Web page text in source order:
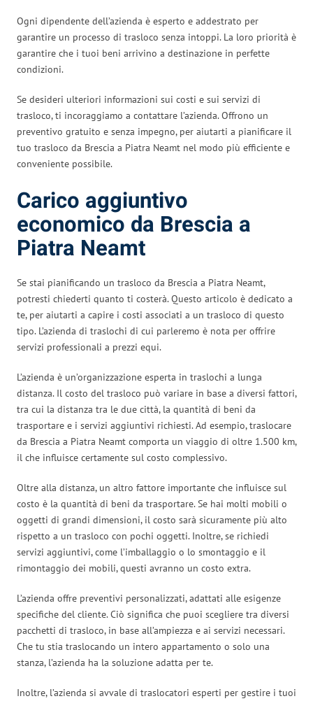
Ogni dipendente dell’azienda è esperto e addestrato per
garantire un processo di trasloco senza intoppi. La loro priorità è
garantire che i tuoi beni arrivino a destinazione in perfette
condizioni.
Se desideri ulteriori informazioni sui costi e sui servizi di
trasloco, ti incoraggiamo a contattare l’azienda. Offrono un
preventivo gratuito e senza impegno, per aiutarti a pianificare il
tuo trasloco da Brescia a Piatra Neamt nel modo più efficiente e
conveniente possibile.
Carico aggiuntivo
economico da Brescia a
Piatra Neamt
Se stai pianificando un trasloco da Brescia a Piatra Neamt,
potresti chiederti quanto ti costerà. Questo articolo è dedicato a
te, per aiutarti a capire i costi associati a un trasloco di questo
tipo. L’azienda di traslochi di cui parleremo è nota per offrire
servizi professionali a prezzi equi.
L’azienda è un’organizzazione esperta in traslochi a lunga
distanza. Il costo del trasloco può variare in base a diversi fattori,
tra cui la distanza tra le due città, la quantità di beni da
trasportare e i servizi aggiuntivi richiesti. Ad esempio, traslocare
da Brescia a Piatra Neamt comporta un viaggio di oltre 1.500 km,
il che influisce certamente sul costo complessivo.
Oltre alla distanza, un altro fattore importante che influisce sul
costo è la quantità di beni da trasportare. Se hai molti mobili o
oggetti di grandi dimensioni, il costo sarà sicuramente più alto
rispetto a un trasloco con pochi oggetti. Inoltre, se richiedi
servizi aggiuntivi, come l’imballaggio o lo smontaggio e il
rimontaggio dei mobili, questi avranno un costo extra.
L’azienda offre preventivi personalizzati, adattati alle esigenze
specifiche del cliente. Ciò significa che puoi scegliere tra diversi
pacchetti di trasloco, in base all’ampiezza e ai servizi necessari.
Che tu stia traslocando un intero appartamento o solo una
stanza, l’azienda ha la soluzione adatta per te.
Inoltre, l’azienda si avvale di traslocatori esperti per gestire i tuoi